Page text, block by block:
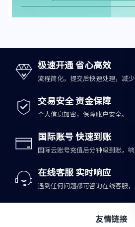
极速开通 省心高效
流程简化，提交后快速处理，减
交易安全 资金保障
个人信息加密，保障账户安全。
国际账号 快速到账
国际云账号充值后分钟级到账，响
在线客服 实时响应
遇到任何问题都可咨询在线客服，
友情链接